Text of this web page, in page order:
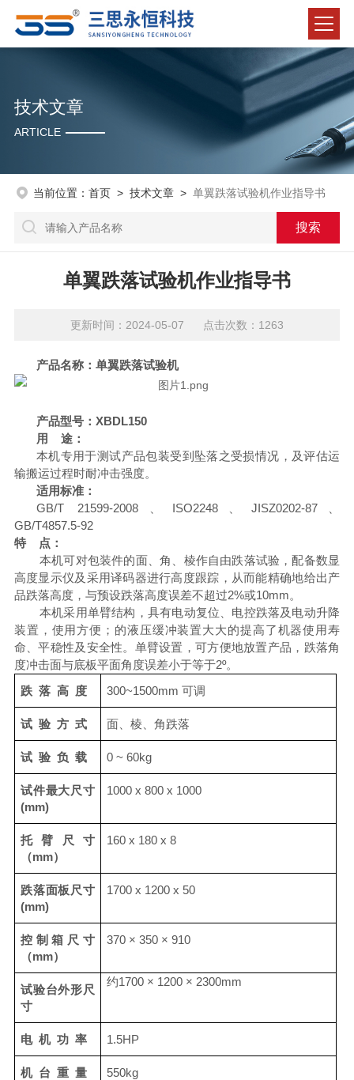
技术文章
ARTICLE
当前位置： 首页> 技术文章> 单翼跌落试验机作业指导书
单翼跌落试验机作业指导书
更新时间：2024-05-07 点击次数：1263
产品名称：单翼跌落试验机
产品型号： XBDL150
用
途：
本机专用于测试产品包装受到坠落之受损情况，及评估运
输搬运过程时耐冲击强度。
适用标准：
GB/T 21599-2008
ISO2248、 JISZ0202-87、
GB/T4857.5-92
特
点：
本机可对包装件的面、角、棱作自由跌落试验，配备数显
高度显示仪及采用译码器进行高度跟踪，从而能精确地给出产
品跌落高度，与预设跌落高度误差不超过2%或10mm。
本机采用单臂结构，具有电动复位、电控跌落及电动升降
装置，使用方便；的液压缓冲装置大大的提高了机器使用寿
命、平稳性及安全性。单臂设置，可方便地放置产品，跌落角
度冲击面与底板平面角度误差小于等于2º。
跌 落 高 度 300~1500mm 可调
试 验 方 式 面、棱、角跌落
试 验 负 载 0 ~ 60kg
试件最大尺寸
(mm)
1000 x 800 x 1000
托 臂 尺
寸
（mm）
160 x 180x 8
跌落面板尺寸
(mm)
1700x 1200x 50
控制箱尺寸
（mm）
370 × 350 × 910
试验台外形尺
寸
约1700 × 1200 × 2300mm
电 机 功 率 1.5HP
机 台 重 量 550kg